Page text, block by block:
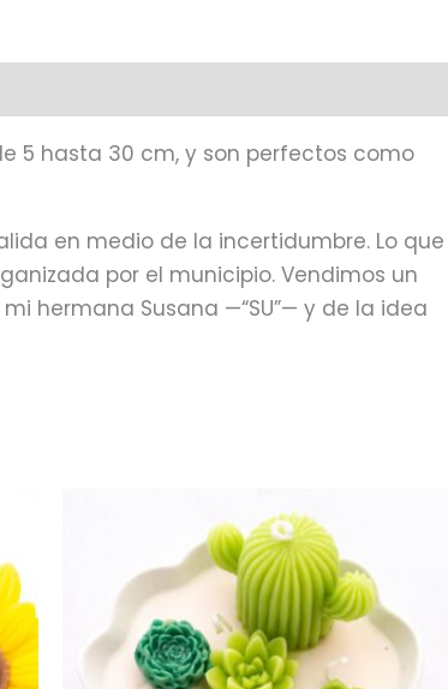
5 hasta 30 cm, y son perfectos como
en medio de la incertidumbre. Lo que
por el municipio. Vendimos un
hermana Susana —“SU”— y de la idea